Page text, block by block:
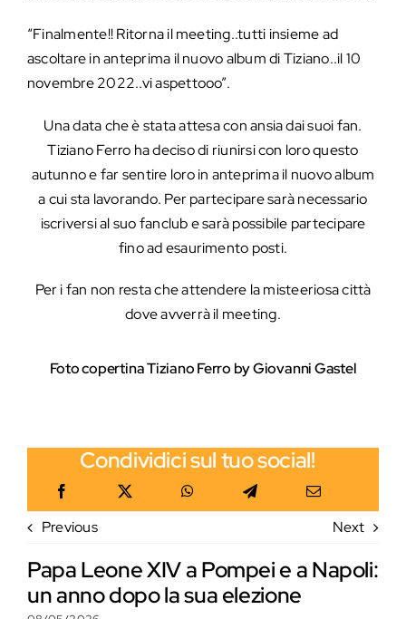
“Finalmente!! Ritorna il meeting..tutti insieme ad
ascoltare in anteprima il nuovo album di Tiziano..il 10
novembre 2022..vi aspettooo”.
Una data che è stata attesa con ansia dai suoi fan.
Tiziano Ferro ha deciso di riunirsi con loro questo
autunno e far sentire loro in anteprima il nuovo album
a cui sta lavorando. Per partecipare sarà necessario
iscriversi al suo fanclub e sarà possibile partecipare
fino ad esaurimento posti.
Per i fan non resta che attendere la misteeriosa città
dove avverrà il meeting.
Foto copertina Tiziano Ferro by Giovanni Gastel
Condividici sul tuo social!
Previous Next
Papa Leone XIV a Pompei e a Napoli:
un anno dopo la sua elezione